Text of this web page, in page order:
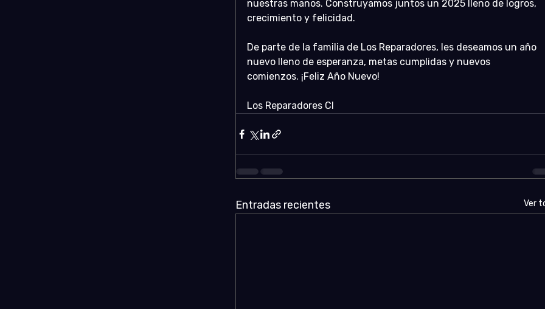
nuestras manos. Construyamos juntos un 2025 lleno de logros,
crecimiento y felicidad.
De parte de la familia de Los Reparadores, les deseamos un año
nuevo lleno de esperanza, metas cumplidas y nuevos
comienzos. ¡Feliz Año Nuevo!
Los Reparadores Cl
Entradas recientes Ver